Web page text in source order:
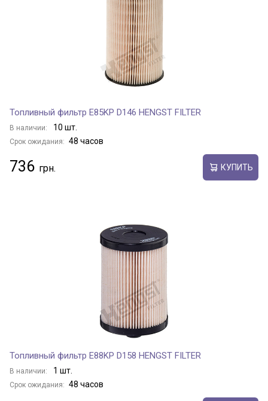
Топливный фильтр E85KP D146 HENGST FILTER
В наличии: 10 шт.
Срок ожидания: 48 часов
736 КУПИТЬ
Топливный фильтр E88KP D158 HENGST FILTER
В наличии: 1 шт.
Срок ожидания: 48 часов